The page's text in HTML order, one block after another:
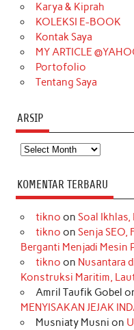
k
a
m
Karya & Kiprah
KOLEKSI E-BOOK
Kontak Saya
MY ARTICLE
Portofolio
Tentang Saya
ARSIP
Arsip
KOMENTAR TERBARU
tikno on Soal Ikhlas,
tikno on Senja SEO,
Berganti Menjadi Mesin
tikno on Nusantara
Konstruksi Maritim,
Amril Taufik Gobel
MENYISAKAN JEJAK
Musniaty Musni on